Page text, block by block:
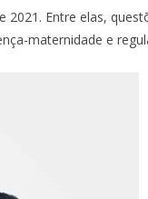
Entre elas,
maternidade e